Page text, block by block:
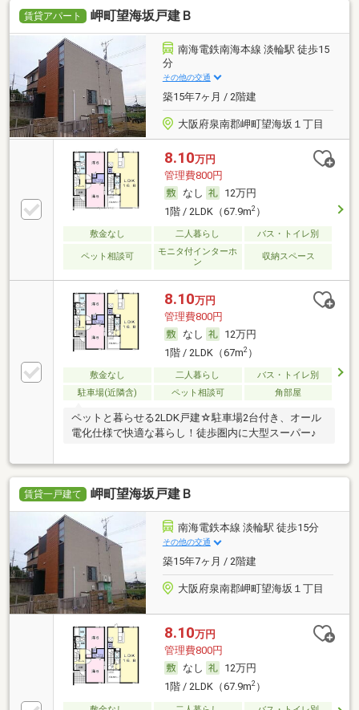
賃貸アパート 岬町望海坂戸建Ｂ
南海電鉄南海本線 淡輪駅 徒歩15
分
その他の交通
築15年7ヶ月 / 2階建
大阪府泉南郡岬町望海坂１丁目
8.10万円
管理費800円
なし
12万円
1階 / 2LDK（67.9m2）
敷金なし 二人暮らし バス・トイレ別
ペット相談可
モニタ付インターホ
ン
収納スペース
8.10万円
管理費800円
なし
12万円
1階 / 2LDK（67m2）
敷金なし 二人暮らし
バス・トイレ別
駐車場(近隣含)
ペット相談可 角部屋
ペットと暮らせる2LDK戸建☆駐車場2台付き、オール
電化仕様で快適な暮らし！徒歩圏内に大型スーパー♪
賃貸一戸建て 岬町望海坂戸建Ｂ
南海電鉄本線 淡輪駅 徒歩15分
その他の交通
築15年7ヶ月 / 2階建
大阪府泉南郡岬町望海坂１丁目
8.10万円
管理費800円
なし
12万円
1階 / 2LDK（67.9m2）